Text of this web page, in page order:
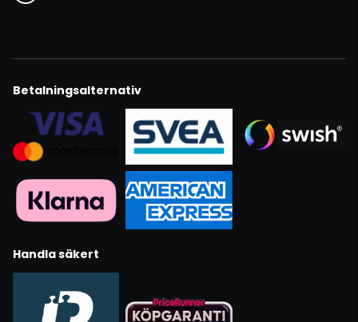
Betalningsalternativ
Handla säkert